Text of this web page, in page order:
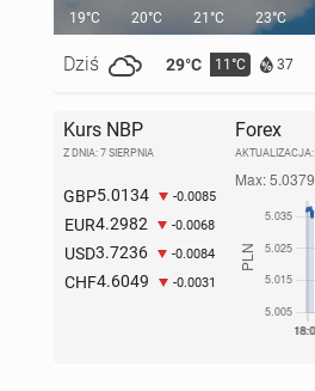
19°C
Dziś 29°C 11°C 37
20°C 21°C 23°C
Kurs NBP
Z DNIA: 7 SIERPNIA
GBP5.0134 -0.0085
EUR4.2982 -0.0068
USD3.7236 -0.0084
CHF4.6049 -0.0031
Forex
AKTUALIZACJA: